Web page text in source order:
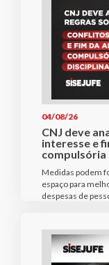
04/08/26
CNJ deve
interesse e
compulsória
Medidas podem
espaço para
despesas de